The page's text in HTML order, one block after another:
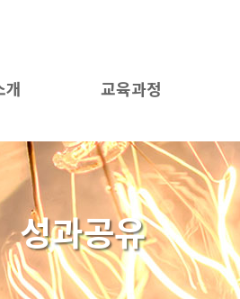
개 교육과정
성과공유